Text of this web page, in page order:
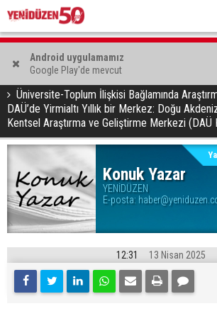
Android uygulamamız
Google Play'de mevcut
KTOEÖS: “Okullarda PDR ve özel eğitim
görmezden geliniyor”
Üniversite-Toplum İlişkisi Bağlamında
DAÜ’de Yirmialtı Yıllık bir Merkez: Doğu
Kentsel Araştırma ve Geliştirme Merkezi (DAÜ
Konuk Yazar
YENİDÜZEN
E-posta:
12:31 13 Nisan 2025